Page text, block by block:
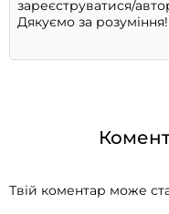
Твій коментар може